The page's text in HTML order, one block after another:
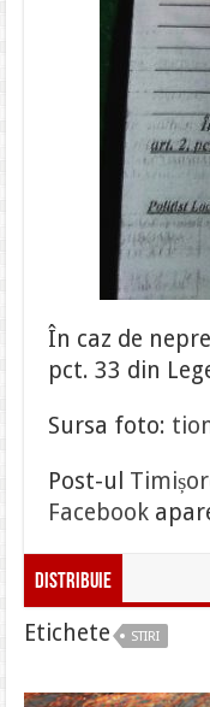
În caz de
pct. 33 din
Sursa foto:
Post-ul
Facebook
Distribuie
Etichete STIRI